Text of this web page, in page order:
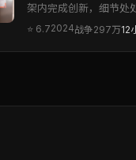
架内完成创新，细节处
⭐ 6.72024战争297万12